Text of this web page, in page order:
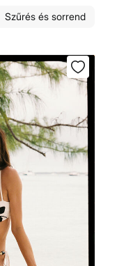
Szűrés és sorrend